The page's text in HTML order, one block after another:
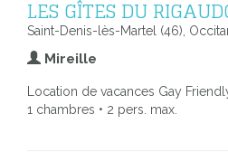
LES GÎTES DU
Saint-Denis-lès-Martel (46),
Mireille
Location de vacances Gay
1 chambres • 2 pers. max.